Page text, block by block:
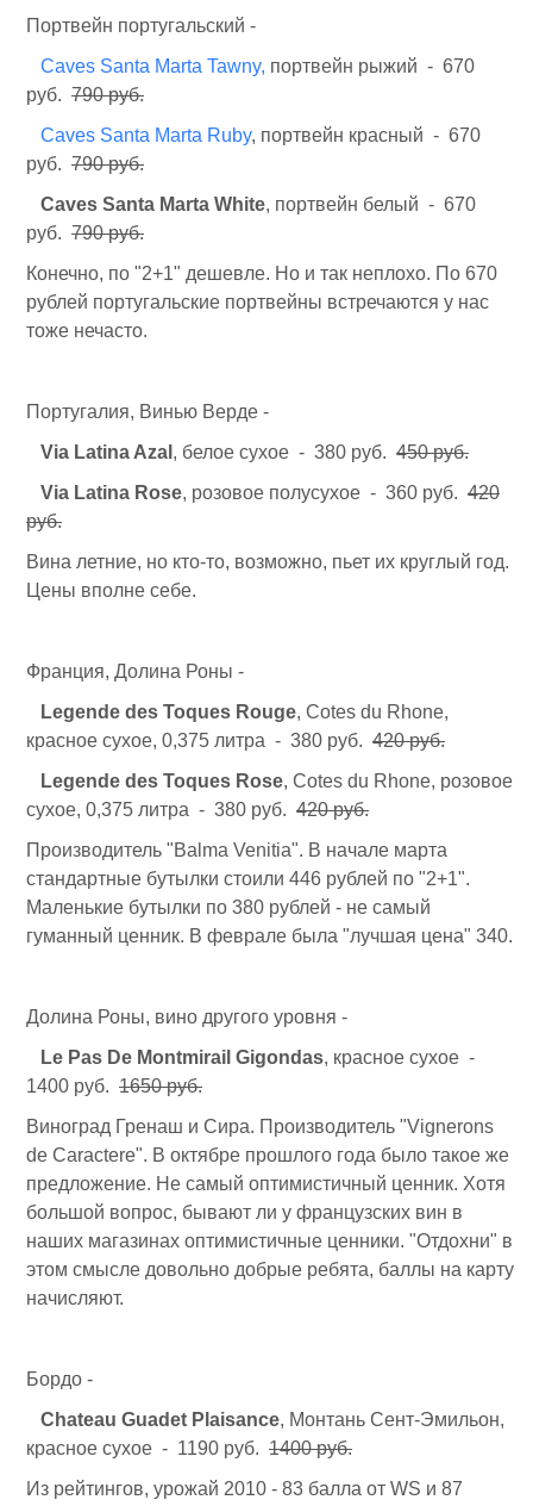
Портвейн португальский -
Caves Santa Marta Tawny, портвейн рыжий - 670
руб. 790 руб.
Caves Santa Marta Ruby, портвейн красный - 670
руб. 790 руб.
Caves Santa Marta White, портвейн белый - 670
руб. 790 руб.
Конечно, по "2+1" дешевле. Но и так неплохо. По 670
рублей португальские портвейны встречаются у нас
тоже нечасто.
Португалия, Винью Верде -
Via Latina Azal , белое сухое - 380 руб. 450 руб.
Via Latina Rose, розовое полусухое - 360 руб. 420
руб.
Вина летние, но кто-то, возможно, пьет их круглый год.
Цены вполне себе.
Франция, Долина Роны -
Legende des Toques Rouge, Cotes du Rhone,
красное сухое, 0,375 литра - 380 руб. 420 руб.
Legende des Toques Rose, Cotes du Rhone, розовое
сухое, 0,375 литра - 380 руб. 420 руб.
Производитель "Balma Venitia". В начале марта
стандартные бутылки стоили 446 рублей по "2+1".
Маленькие бутылки по 380 рублей - не самый
гуманный ценник. В феврале была "лучшая цена" 340.
Долина Роны, вино другого уровня -
Le Pas De Montmirail Gigondas, красное сухое -
1400 руб. 1650 руб.
Виноград Гренаш и Сира. Производитель "Vignerons
de Caractere". В октябре прошлого года было такое же
предложение. Не самый оптимистичный ценник. Хотя
большой вопрос, бывают ли у французских вин в
наших магазинах оптимистичные ценники. "Отдохни" в
этом смысле довольно добрые ребята, баллы на карту
начисляют.
Бордо -
Chateau Guadet Plaisance, Монтань Сент-Эмильон,
красное сухое - 1190 руб. 1400 руб.
Из рейтингов, урожай 2010 - 83 балла от WS и 87